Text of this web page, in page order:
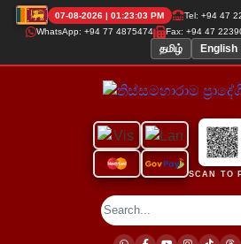
07-08-2026 | 01:23:03 PM Tel: +94 47
WhatsApp: +94 77 4875474
Fax: +94 47
தமிழ் English
SCAN TO